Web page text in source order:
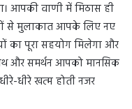
आपकी वाणी में मिठास ही
से मुलाकात आपके लिए नए
का पूरा सहयोग मिलेगा और
और समर्थन आपको मानसिक
धीरे खत्म होती नजर